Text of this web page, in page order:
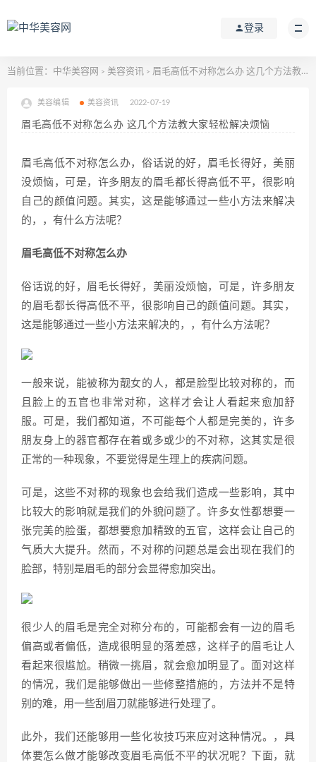
登录
当前位置： 中华美容网 > 美容资讯 > 眉毛高低不对称怎么办 这几个方法教大家轻松解决烦恼
美容编辑 美容资讯 2022-07-19
眉毛高低不对称怎么办 这几个方法教大家轻松解决烦恼
眉毛高低不对称怎么办，俗话说的好，眉毛长得好，美丽
没烦恼，可是，许多朋友的眉毛都长得高低不平，很影响
自己的颜值问题。其实，这是能够通过一些小方法来解决
的，，有什么方法呢？
眉毛高低不对称怎么办
俗话说的好，眉毛长得好，美丽没烦恼，可是，许多朋友
的眉毛都长得高低不平，很影响自己的颜值问题。其实，
这是能够通过一些小方法来解决的，，有什么方法呢？
一般来说，能被称为靓女的人，都是脸型比较对称的，而
且脸上的五官也非常对称，这样才会让人看起来愈加舒
服。可是，我们都知道，不可能每个人都是完美的，许多
朋友身上的器官都存在着或多或少的不对称，这其实是很
正常的一种现象，不要觉得是生理上的疾病问题。
可是，这些不对称的现象也会给我们造成一些影响，其中
比较大的影响就是我们的外貌问题了。许多女性都想要一
张完美的脸蛋，都想要愈加精致的五官，这样会让自己的
气质大大提升。然而，不对称的问题总是会出现在我们的
脸部，特别是眉毛的部分会显得愈加突出。
很少人的眉毛是完全对称分布的，可能都会有一边的眉毛
偏高或者偏低，造成很明显的落差感，这样子的眉毛让人
看起来很尴尬。稍微一挑眉，就会愈加明显了。面对这样
的情况，我们是能够做出一些修整措施的，方法并不是特
别的难，用一些刮眉刀就能够进行处理了。
此外，我们还能够用一些化妆技巧来应对这种情况。，具
体要怎么做才能够改变眉毛高低不平的状况呢？下面，就